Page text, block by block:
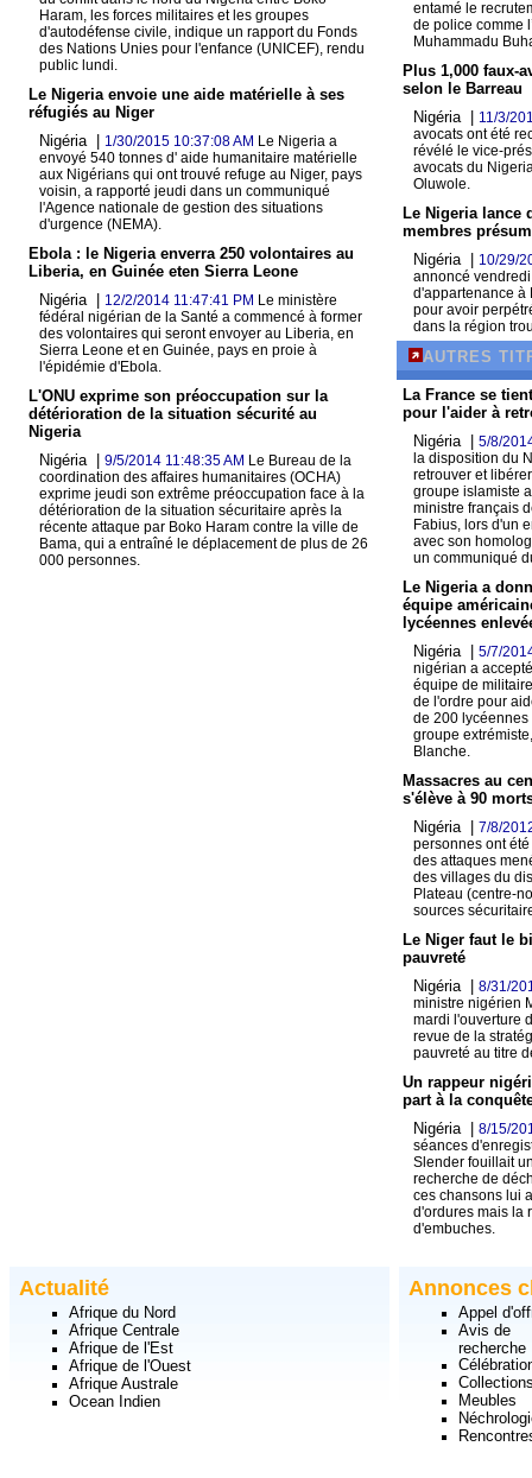
Haram, les forces militaires et les groupes
d'autodéfense civile, indique un rapport du Fonds
des Nations Unies pour l'enfance (UNICEF), rendu
public lundi.
Le Nigeria envoie une aide matérielle à ses
réfugiés au Niger
Nigéria |
1/30/2015 10:37:08 AM Le Nigeria a
envoyé 540 tonnes d' aide humanitaire matérielle
aux Nigérians qui ont trouvé refuge au Niger, pays
voisin, a rapporté jeudi dans un communiqué
l'Agence nationale de gestion des situations
d'urgence (NEMA).
Ebola : le Nigeria enverra 250 volontaires au
Liberia, en Guinée eten Sierra Leone
Nigéria |
12/2/2014 11:47:41 PM Le ministère
fédéral nigérian de la Santé a commencé à former
des volontaires qui seront envoyer au Liberia, en
Sierra Leone et en Guinée, pays en proie à
l'épidémie d'Ebola.
L'ONU exprime son préoccupation sur la
détérioration de la situation sécurité au
Nigeria
Nigéria | 9/5/2014 11:48:35 AM Le Bureau de la
coordination des affaires humanitaires (OCHA)
exprime jeudi son extrême préoccupation face à la
détérioration de la situation sécuritaire après la
récente attaque par Boko Haram contre la ville de
Bama, qui a entraîné le déplacement de plus de 26
000 personnes.
entamé le
de police comme
Muhammadu
Plus 1,000 faux-
selon le Barreau
Nigéria |
11/3/
avocats ont été
révélé le vice-
avocats du
Oluwole.
Le Nigeria lance
membres
Nigéria |
10/29/
annoncé
d'appartenance à
pour avoir
dans la région
AUTRES
La France se
pour l'aider à
Nigéria | 5/8/
la disposition du
retrouver et
groupe islamiste
ministre français
Fabius, lors d'un
avec son
un communiqué
Le Nigeria a
équipe
lycéennes
Nigéria | 5/7/
nigérian a
équipe de
de l'ordre pour
de 200
groupe
Blanche.
Massacres au
s'élève à 90
Nigéria | 7/8/
personnes ont
des attaques
des villages du
Plateau (centre-
sources
Le Niger faut le
pauvreté
Nigéria | 8/31/
ministre nigérien
mardi l'ouverture
revue de la
pauvreté au titre
Un rappeur
part à la
Nigéria | 8/15/
séances
Slender fouillait
recherche de
ces chansons lui
d'ordures mais la
d'embuches.
Actualité
Afrique du Nord
Afrique Centrale
Afrique de l'Est
Afrique de l'Ouest
Afrique Australe
Ocean Indien
Annonces
Appel
Avis de
recherche
Meubles